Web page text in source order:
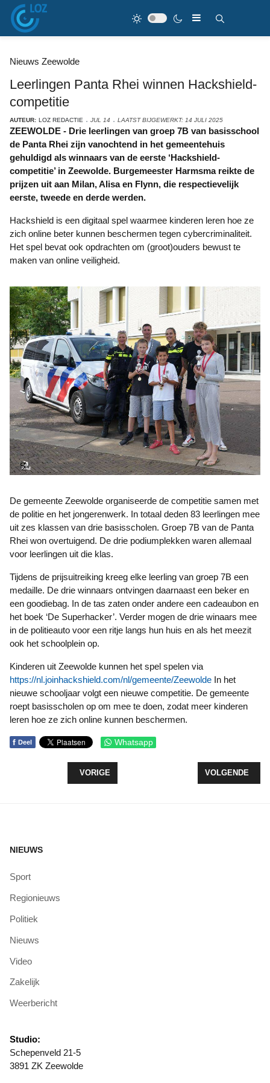
Nieuws Zeewolde
Leerlingen Panta Rhei winnen Hackshield-
competitie
AUTEUR: LOZ REDACTIE JUL 14 LAATST BIJGEWERKT: 14 JULI 2025
ZEEWOLDE - Drie leerlingen van groep 7B van basisschool
de Panta Rhei zijn vanochtend in het gemeentehuis
gehuldigd als winnaars van de eerste ‘Hackshield-
competitie’ in Zeewolde. Burgemeester Harmsma reikte de
prijzen uit aan Milan, Alisa en Flynn, die respectievelijk
eerste, tweede en derde werden.
Hackshield is een digitaal spel waarmee kinderen leren hoe ze
zich online beter kunnen beschermen tegen cybercriminaliteit.
Het spel bevat ook opdrachten om (groot)ouders bewust te
maken van online veiligheid.
De gemeente Zeewolde organiseerde de competitie samen met
de politie en het jongerenwerk. In totaal deden 83 leerlingen mee
uit zes klassen van drie basisscholen. Groep 7B van de Panta
Rhei won overtuigend. De drie podiumplekken waren allemaal
voor leerlingen uit die klas.
Tijdens de prijsuitreiking kreeg elke leerling van groep 7B een
medaille. De drie winnaars ontvingen daarnaast een beker en
een goodiebag. In de tas zaten onder andere een cadeaubon en
het boek ‘De Superhacker’. Verder mogen de drie winaars mee
in de politieauto voor een ritje langs hun huis en als het meezit
ook het schoolplein op.
Kinderen uit Zeewolde kunnen het spel spelen via
https://nl.joinhackshield.com/nl/gemeente/Zeewolde In het
nieuwe schooljaar volgt een nieuwe competitie. De gemeente
roept basisscholen op om mee te doen, zodat meer kinderen
leren hoe ze zich online kunnen beschermen.
f Deel Whatsapp
VORIG ARTIKEL: MUURSCHILDERING SIERT HAL
VORIGE VOLGENDE
VOLGENDE
NIEUWS
Sport
Regionieuws
Politiek
Nieuws
Video
Zakelijk
Weerbericht
Studio:
Schepenveld 21-5
3891 ZK Zeewolde